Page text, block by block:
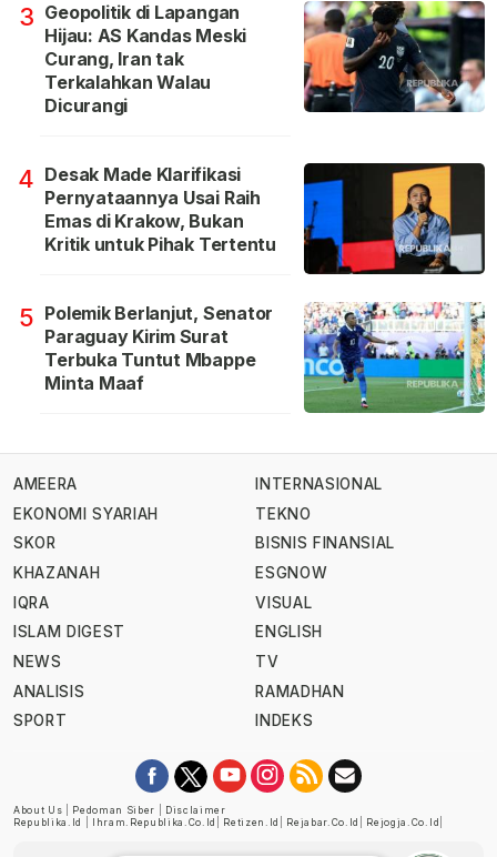
3 Geopolitik di Lapangan
Hijau: AS Kandas Meski
Curang, Iran tak
Terkalahkan Walau
Dicurangi
4 Desak Made Klarifikasi
Pernyataannya Usai Raih
Emas di Krakow, Bukan
Kritik untuk Pihak Tertentu
5 Polemik Berlanjut, Senator
Paraguay Kirim Surat
Terbuka Tuntut Mbappe
Minta Maaf
AMEERA
EKONOMI SYARIAH
SKOR
KHAZANAH
IQRA
ISLAM DIGEST
NEWS
ANALISIS
SPORT
INTERNASIONAL
TEKNO
BISNIS FINANSIAL
ESGNOW
VISUAL
ENGLISH
TV
RAMADHAN
INDEKS
About Us Pedoman Siber
Disclaimer
Republika.id
Ihram.republika.co.id Retizen.id Rejabar.co.id Rejogja.co.id